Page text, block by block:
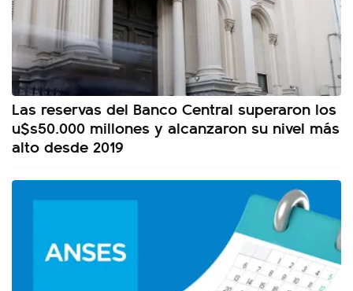
Las reservas del Banco Central superaron los
u$s50.000 millones y alcanzaron su nivel más
alto desde 2019